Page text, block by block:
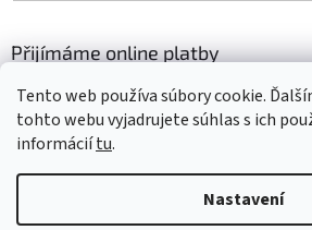
Tento web používa súbory cookie.
tohto webu vyjadrujete súhlas s ich
informáciítu.
Nastavení
Přijímáme online platby
Vytvořil Shoptet